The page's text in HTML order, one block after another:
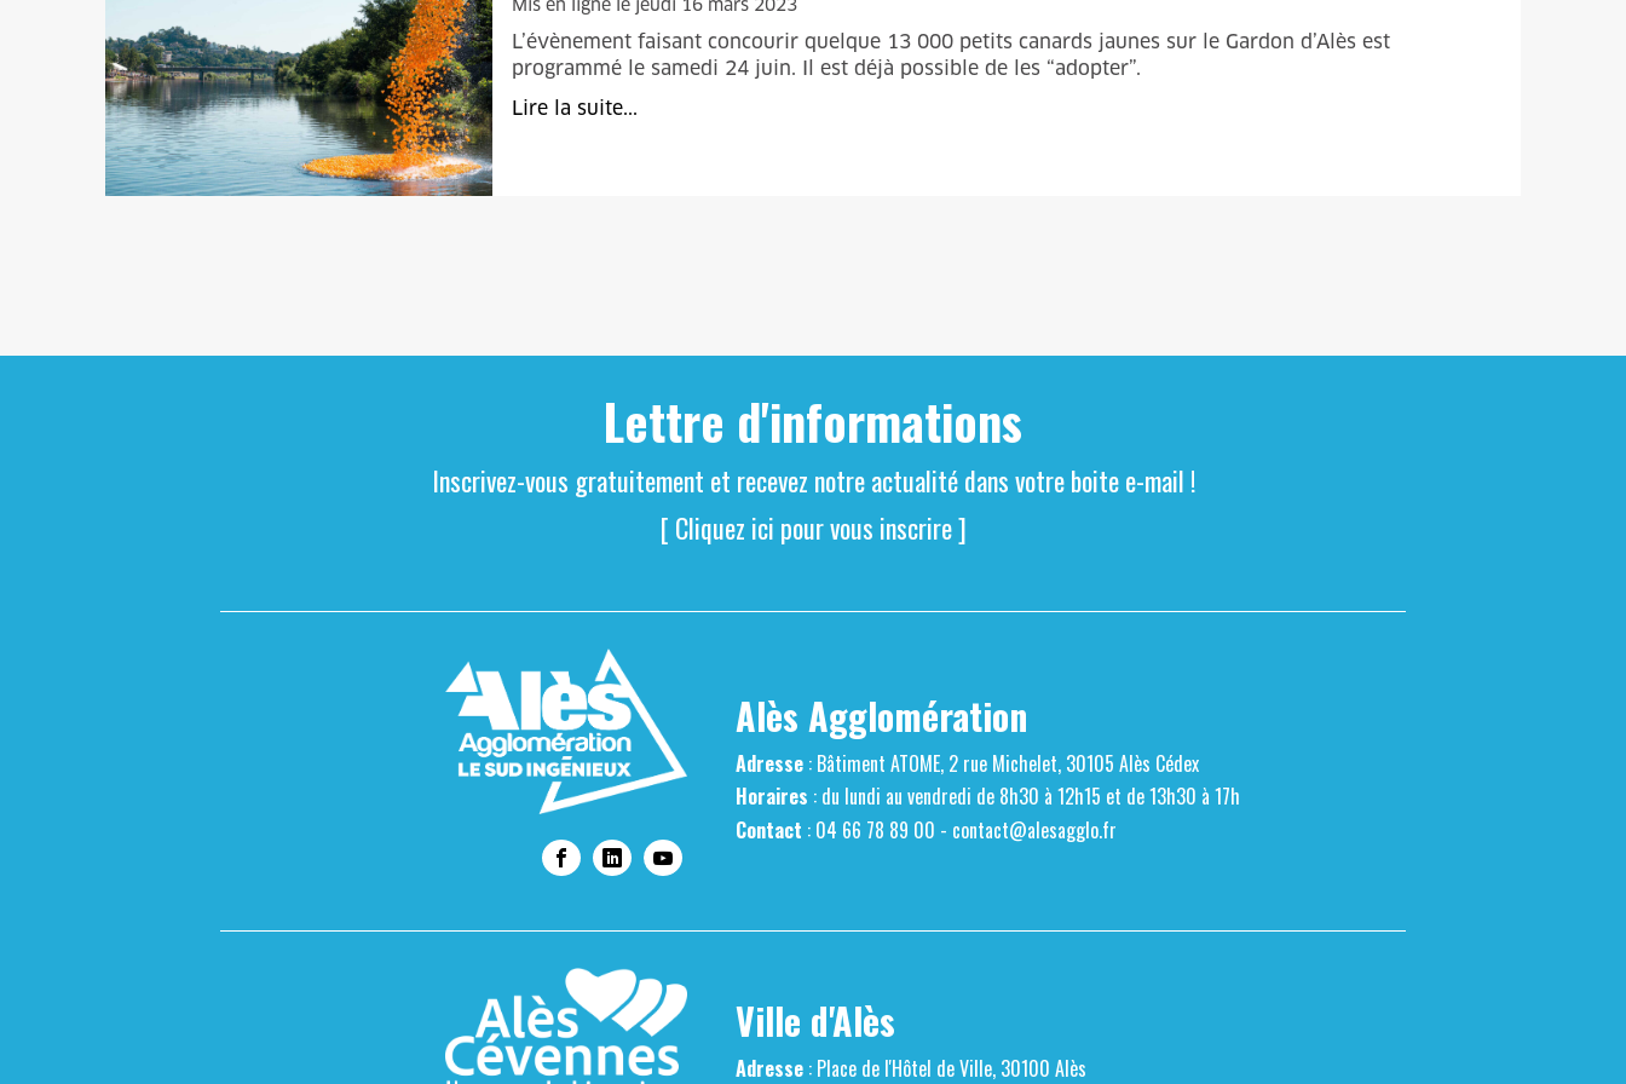
Mis en ligne le jeudi 16 mars 2023
L’évènement faisant concourir quelque 13 000 petits canards jaunes sur le Gardon d’Alès est
programmé le samedi 24 juin. Il est déjà possible de les “adopter”.
Lire la suite...
Lettre d'informations
Inscrivez-vous gratuitement et recevez notre actualité dans votre boite e-mail !
[ Cliquez ici pour vous inscrire ]
Alès Agglomération
Adresse: Bâtiment ATOME, 2 rue Michelet, 30105 Alès Cédex
Horaires : du lundi au vendredi de 8h30 à 12h15 et de 13h30 à 17h
Contact : 04 66 78 89 00 - contact@alesagglo.fr
Ville d'Alès
Adresse: Place de l'Hôtel de Ville, 30100 Alès